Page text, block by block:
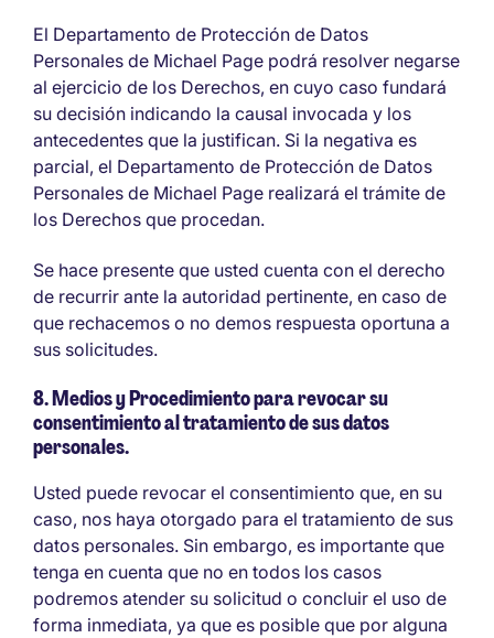
El Departamento de Protección de Datos
Personales de Michael Page podrá resolver negarse
al ejercicio de los Derechos, en cuyo caso fundará
su decisión indicando la causal invocada y los
antecedentes que la justifican. Si la negativa es
parcial, el Departamento de Protección de Datos
Personales de Michael Page realizará el trámite de
los Derechos que procedan.
Se hace presente que usted cuenta con el derecho
de recurrir ante la autoridad pertinente, en caso de
que rechacemos o no demos respuesta oportuna a
sus solicitudes.
8. Medios y Procedimiento para revocar su
consentimiento al tratamiento de sus datos
personales.
Usted puede revocar el consentimiento que, en su
caso, nos haya otorgado para el tratamiento de sus
datos personales. Sin embargo, es importante que
tenga en cuenta que no en todos los casos
podremos atender su solicitud o concluir el uso de
forma inmediata, ya que es posible que por alguna